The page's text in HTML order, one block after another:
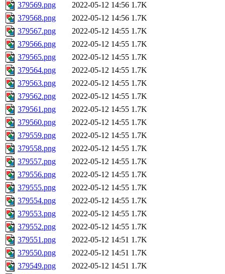
379569.png
2022-05-12 14:56 1.7K
379568.png
2022-05-12 14:56 1.7K
379567.png
2022-05-12 14:55 1.7K
379566.png
2022-05-12 14:55 1.7K
379565.png
2022-05-12 14:55 1.7K
379564.png
2022-05-12 14:55 1.7K
379563.png
2022-05-12 14:55 1.7K
379562.png
2022-05-12 14:55 1.7K
379561.png
2022-05-12 14:55 1.7K
379560.png
2022-05-12 14:55 1.7K
379559.png
2022-05-12 14:55 1.7K
379558.png
2022-05-12 14:55 1.7K
379557.png
2022-05-12 14:55 1.7K
379556.png
2022-05-12 14:55 1.7K
379555.png
2022-05-12 14:55 1.7K
379554.png
2022-05-12 14:55 1.7K
379553.png
2022-05-12 14:55 1.7K
379552.png
2022-05-12 14:55 1.7K
379551.png
2022-05-12 14:51 1.7K
379550.png
2022-05-12 14:51 1.7K
379549.png
2022-05-12 14:51 1.7K